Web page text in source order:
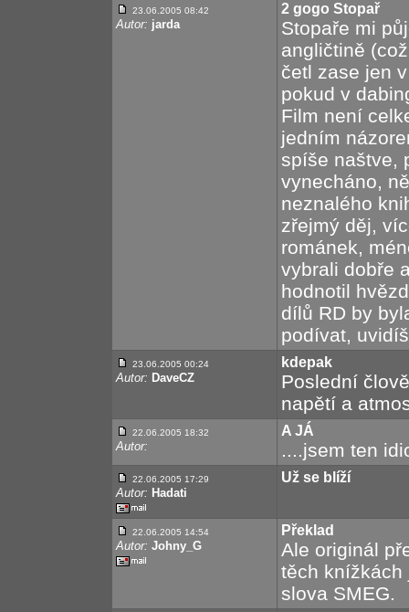
23.06.2005 08:42
Autor: jarda
2 gogo Stopař
Stopaře mi
angličtině
četl zase jen
pokud v
Film není
jedním
spíše naštve,
vynecháno,
neznalého
zřejmý děj,
románek,
vybrali dobře
hodnotil
dílů RD by
podívat,
23.06.2005 00:24
Autor: DaveCZ
kdepak
Poslední
napětí a
22.06.2005 18:32
Autor:
A JÁ
....jsem ten
22.06.2005 17:29
Autor: Hadati
Už se blíží
22.06.2005 14:54
Autor: Johny_G
Překlad
Ale originál
těch knížkách
slova SMEG.